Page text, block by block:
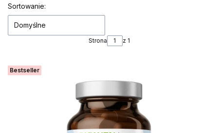
Lista produktów
Sortowanie:
Domyślne
Strona z 1
Bestseller